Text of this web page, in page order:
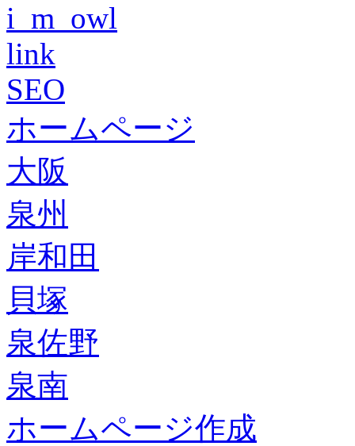
i_m_owl
link
SEO
ホームページ
大阪
泉州
岸和田
貝塚
泉佐野
泉南
ホームページ作成